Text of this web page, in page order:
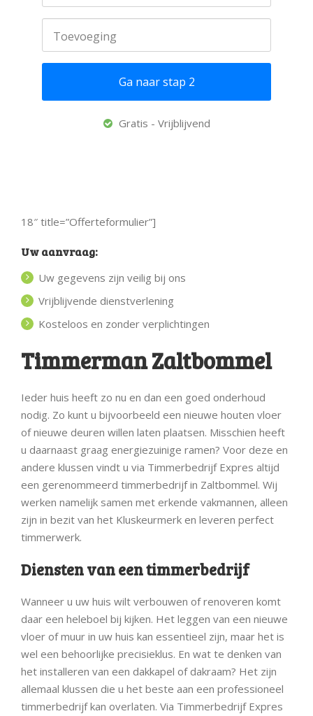
Toevoeging
Gratis - Vrijblijvend
18″ title=”Offerteformulier”]
Uw aanvraag:
Uw gegevens zijn veilig bij ons
Vrijblijvende dienstverlening
Kosteloos en zonder verplichtingen
Timmerman Zaltbommel
Ieder huis heeft zo nu en dan een goed onderhoud
nodig. Zo kunt u bijvoorbeeld een nieuwe houten vloer
of nieuwe deuren willen laten plaatsen. Misschien heeft
u daarnaast graag energiezuinige ramen? Voor deze en
andere klussen vindt u via Timmerbedrijf Expres altijd
een gerenommeerd timmerbedrijf in Zaltbommel. Wij
werken namelijk samen met erkende vakmannen, alleen
zijn in bezit van het Kluskeurmerk en leveren perfect
timmerwerk.
Diensten van een timmerbedrijf
Wanneer u uw huis wilt verbouwen of renoveren komt
daar een heleboel bij kijken. Het leggen van een nieuwe
vloer of muur in uw huis kan essentieel zijn, maar het is
wel een behoorlijke precisieklus. En wat te denken van
het installeren van een dakkapel of dakraam? Het zijn
allemaal klussen die u het beste aan een professioneel
timmerbedrijf kan overlaten. Via Timmerbedrijf Expres